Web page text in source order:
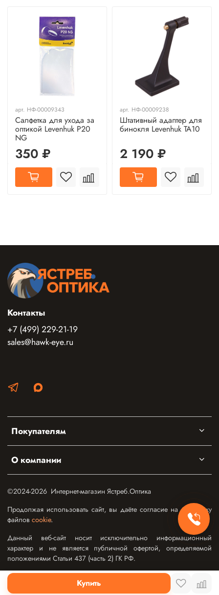
Купить
арт. НФ-00009343
Салфетка для ухода за
оптикой Levenhuk P20
NG
350 ₽
арт. НФ-00009238
Штативный адаптер для
бинокля Levenhuk TA10
2 190 ₽
Покупателям
О компании
Контакты
+7 (499) 229-21-19
sales@hawk-eye.ru
©2024-2026 Интернет-магазин Ястреб.Оптика
Продолжая использовать сайт, вы даёте согласие на обработку
файлов cookie.
Данный веб-сайт носит исключительно информационный
характер и не является публичной офертой, определяемой
положениями Статьи 437 (часть 2) ГК РФ.